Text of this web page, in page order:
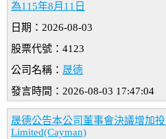
為115年8月11日
日期：2026-08-03
股票代號：4123
公司名稱： 晟德
發言時間：2026-08-03 17:47:04
晟德公告本公司董事會決議增加
Limited(Cayman)